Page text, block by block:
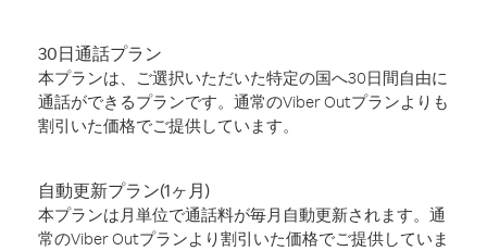
30日通話プラン
本プランは、ご選択いただいた特定の国へ30日間自由に
通話ができるプランです。通常のViber Outプランよりも
割引いた価格でご提供しています。
自動更新プラン(1ヶ月)
本プランは月単位で通話料が毎月自動更新されます。通
常のViber Outプランより割引いた価格でご提供していま